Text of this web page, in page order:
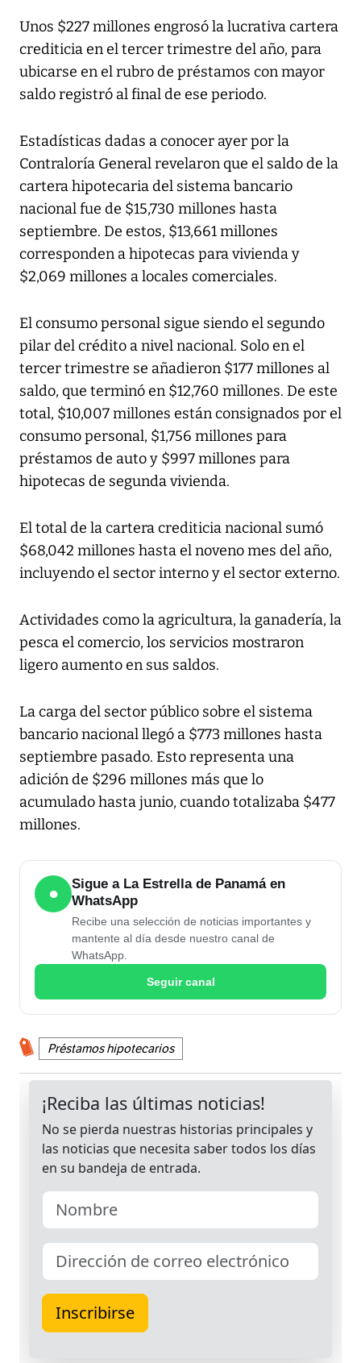
Unos $227 millones engrosó la lucrativa cartera
crediticia en el tercer trimestre del año, para
ubicarse en el rubro de préstamos con mayor
saldo registró al final de ese periodo.
Estadísticas dadas a conocer ayer por la
Contraloría General revelaron que el saldo de la
cartera hipotecaria del sistema bancario
nacional fue de $15,730 millones hasta
septiembre. De estos, $13,661 millones
corresponden a hipotecas para vivienda y
$2,069 millones a locales comerciales.
El consumo personal sigue siendo el segundo
pilar del crédito a nivel nacional. Solo en el
tercer trimestre se añadieron $177 millones al
saldo, que terminó en $12,760 millones. De este
total, $10,007 millones están consignados por el
consumo personal, $1,756 millones para
préstamos de auto y $997 millones para
hipotecas de segunda vivienda.
El total de la cartera crediticia nacional sumó
$68,042 millones hasta el noveno mes del año,
incluyendo el sector interno y el sector externo.
Actividades como la agricultura, la ganadería, la
pesca el comercio, los servicios mostraron
ligero aumento en sus saldos.
La carga del sector público sobre el sistema
bancario nacional llegó a $773 millones hasta
septiembre pasado. Esto representa una
adición de $296 millones más que lo
acumulado hasta junio, cuando totalizaba $477
millones.
●
Sigue a La Estrella de Panamá en
WhatsApp
Recibe una selección de noticias importantes y
mantente al día desde nuestro canal de
WhatsApp.
Seguir canal
Préstamos hipotecarios